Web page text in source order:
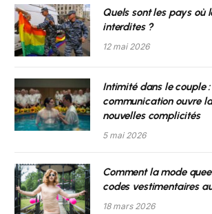
Quels sont les pays où
interdites ?
12 mai 2026
Intimité dans le couple
communication ouvre
nouvelles complicités
5 mai 2026
Comment la mode
codes vestimentaires
18 mars 2026